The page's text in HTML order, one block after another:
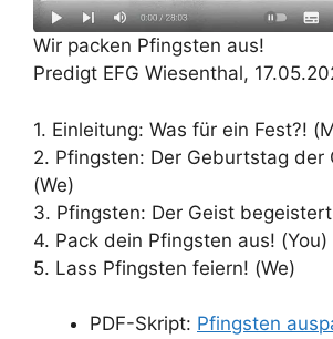
Wir packen Pfingsten aus!
Predigt EFG Wiesenthal,
1. Einleitung: Was für ein Fest?!
2. Pfingsten: Der Geburtstag der
(We)
3. Pfingsten: Der Geist
4. Pack dein Pfingsten aus! (You)
5. Lass Pfingsten feiern! (We)
PDF-Skript: Pfingsten